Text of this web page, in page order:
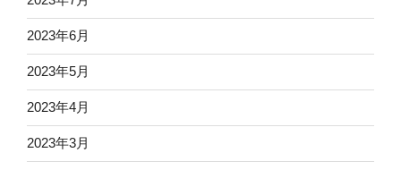
2023年6月
2023年5月
2023年4月
2023年3月